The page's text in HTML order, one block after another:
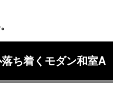
ち着くモダン和室A